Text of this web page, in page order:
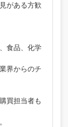
がある方歓
食品、化学
界からのチ
買担当者も